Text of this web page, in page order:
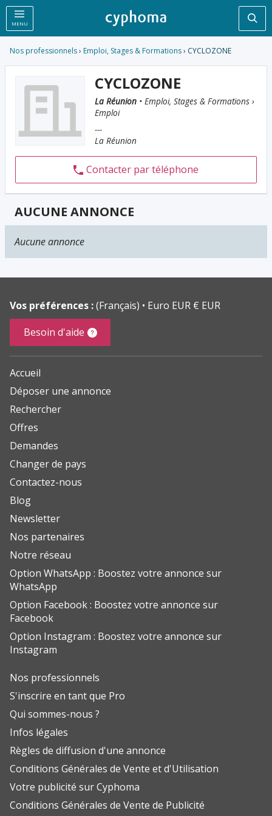
MENU
Nos professionnels› Emploi, Stages & Formations› CYCLOZONE
CYCLOZONE
La Réunion • Emploi, Stages & Formations ›
Emploi
---
La Réunion
Contacter par téléphone
AUCUNE ANNONCE
Aucune annonce
Vos préférences :(Français)
Euro EUR € EUR
Besoin d'aide
Accueil
Déposer une annonce
Rechercher
Offres
Demandes
Changer de pays
Contactez-nous
Blog
Newsletter
Nos partenaires
Notre réseau
Option WhatsApp : Boostez votre annonce sur
WhatsApp
Option Facebook : Boostez votre annonce sur
Facebook
Option Instagram : Boostez votre annonce sur
Instagram
Nos professionnels
S'inscrire en tant que Pro
Qui sommes-nous ?
Infos légales
Règles de diffusion d'une annonce
Conditions Générales de Vente et d'Utilisation
Votre publicité sur Cyphoma
Conditions Générales de Vente de Publicité